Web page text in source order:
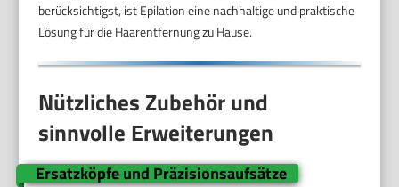
berücksichtigst, ist Epilation eine nachhaltige und praktische
Lösung für die Haarentfernung zu Hause.
Nützliches Zubehör und
sinnvolle Erweiterungen
Ersatzköpfe und Präzisionsaufsätze